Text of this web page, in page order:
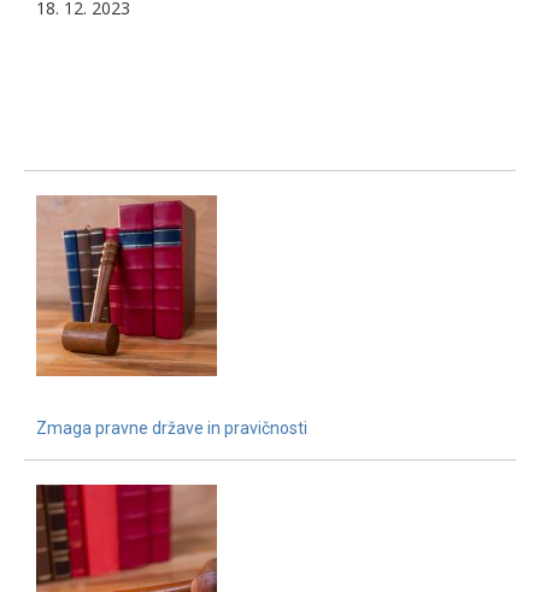
18. 12. 2023
Zmaga pravne države in pravičnosti